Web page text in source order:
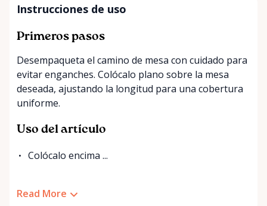
Instrucciones de uso
Primeros pasos
Desempaqueta el camino de mesa con cuidado para
evitar enganches. Colócalo plano sobre la mesa
deseada, ajustando la longitud para una cobertura
uniforme.
Uso del artículo
Colócalo encima ...
Read More